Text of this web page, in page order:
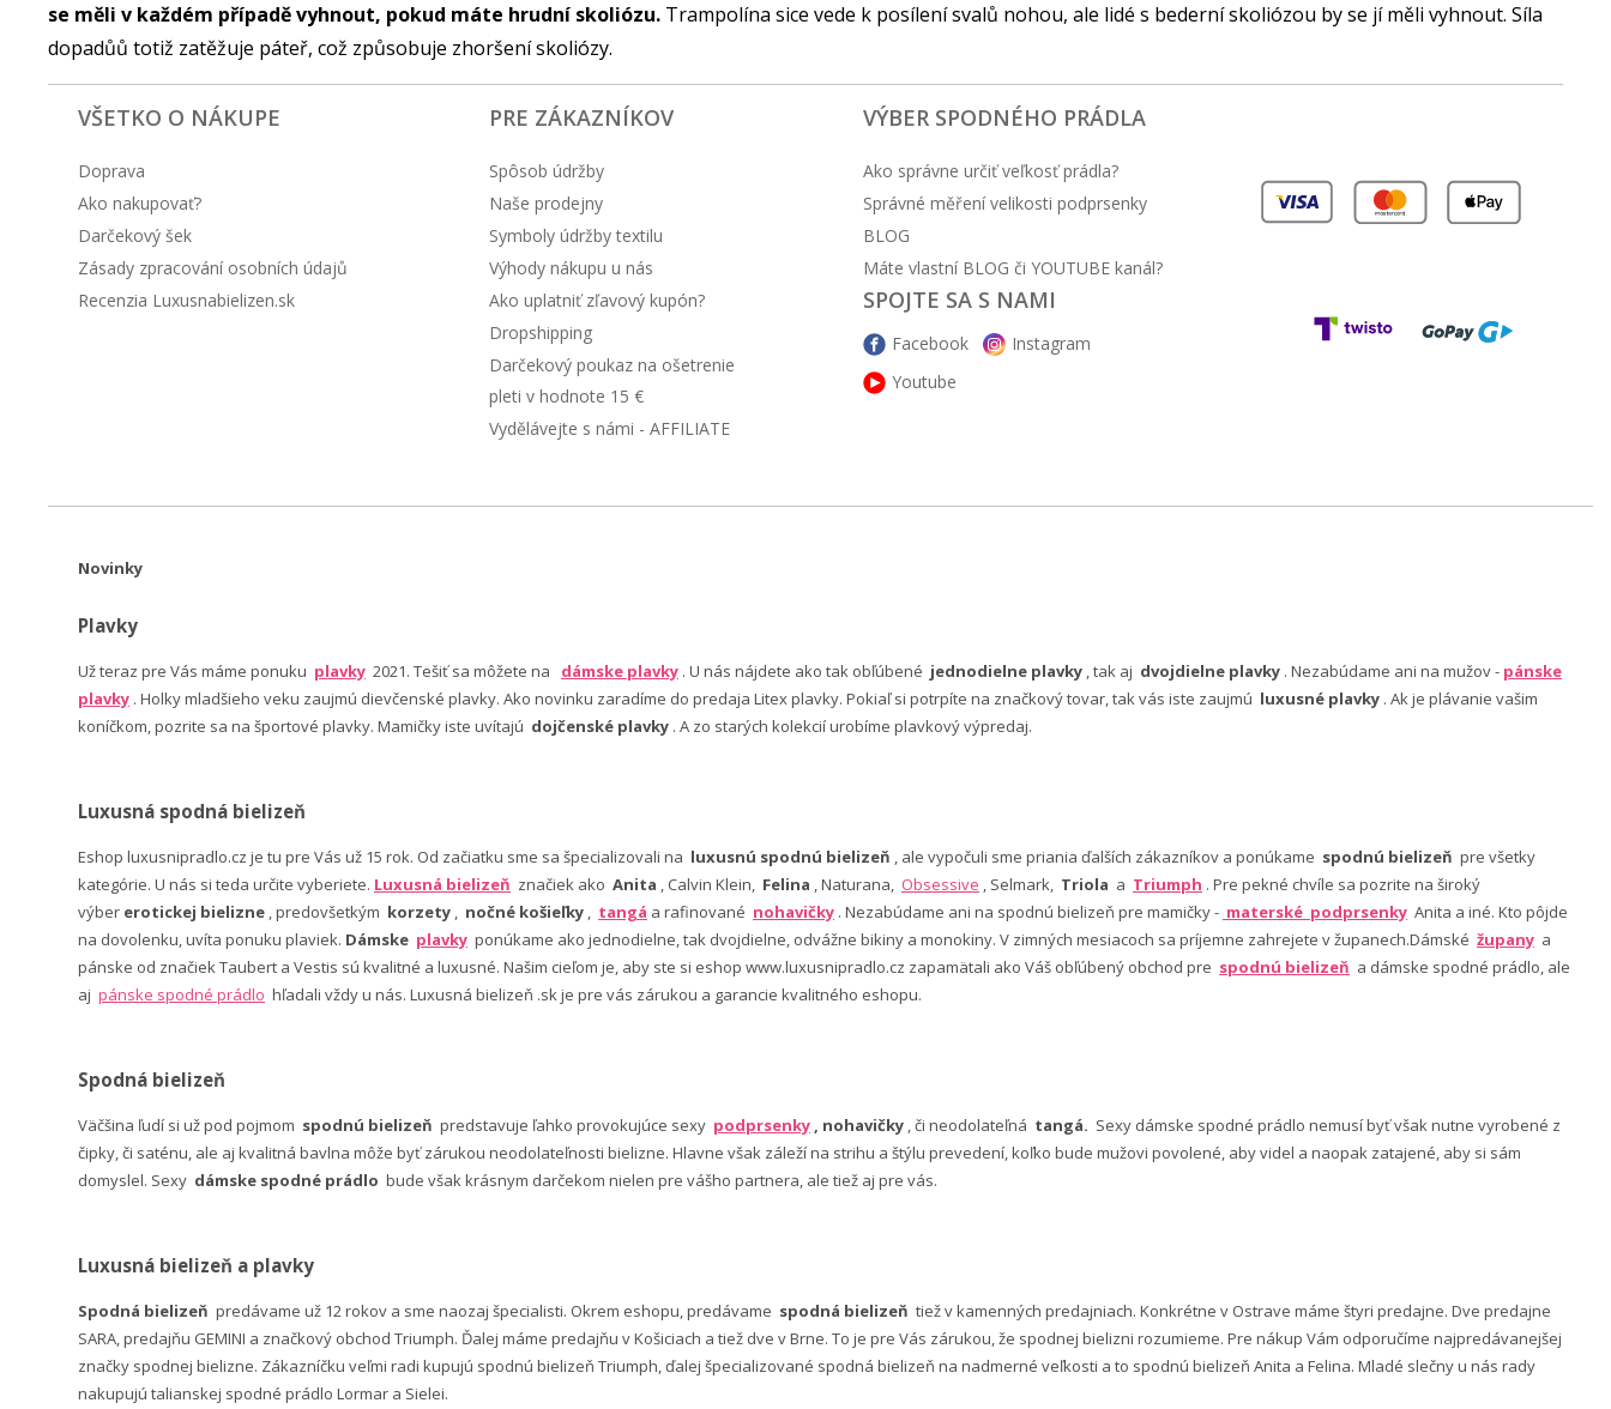
se měli v každém případě vyhnout, pokud máte hrudní skoliózu. Trampolína sice vede k posílení svalů nohou, ale lidé s bederní skoliózou by se jí měli vyhnout. Síla
dopadůů totiž zatěžuje páteř, což způsobuje zhoršení skoliózy.
VŠETKO O NÁKUPE
Doprava
Ako nakupovať?
Darčekový šek
Zásady zpracování osobních údajů
Recenzia Luxusnabielizen.sk
PRE ZÁKAZNÍKOV
Spôsob údržby
Naše prodejny
Symboly údržby textilu
Výhody nákupu u nás
Ako uplatniť zľavový kupón?
Dropshipping
Darčekový poukaz na ošetrenie
pleti v hodnote 15 €
Vydělávejte s námi - AFFILIATE
VÝBER SPODNÉHO PRÁDLA
Ako správne určiť veľkosť prádla?
Správné měření velikosti podprsenky
BLOG
Máte vlastní BLOG či YOUTUBE kanál?
SPOJTE SA S NAMI
Facebook
Instagram
Youtube
Novinky
Plavky
Už teraz pre Vás máme ponuku plavky 2021. Tešiť sa môžete na dámske plavky . U nás nájdete ako tak obľúbené jednodielne plavky , tak aj dvojdielne plavky . Nezabúdame ani na mužov - pánske
plavky . Holky mladšieho veku zaujmú dievčenské plavky. Ako novinku zaradíme do predaja Litex plavky. Pokiaľ si potrpíte na značkový tovar, tak vás iste zaujmú luxusné plavky . Ak je plávanie vašim
koníčkom, pozrite sa na športové plavky. Mamičky iste uvítajú dojčenské plavky . A zo starých kolekcií urobíme plavkový výpredaj.
Luxusná spodná bielizeň
Eshop luxusnipradlo.cz je tu pre Vás už 15 rok. Od začiatku sme sa špecializovali na luxusnú spodnú bielizeň , ale vypočuli sme priania ďalších zákazníkov a ponúkame spodnú bielizeň pre všetky
kategórie. U nás si teda určite vyberiete. Luxusná bielizeň značiek ako Anita , Calvin Klein, Felina , Naturana, Obsessive , Selmark, Triola a Triumph . Pre pekné chvíle sa pozrite na široký
výber erotickej bielizne , predovšetkým korzety , nočné košieľky , tangá a rafinované nohavičky . Nezabúdame ani na spodnú bielizeň pre mamičky - materské podprsenky Anita a iné. Kto pôjde
na dovolenku, uvíta ponuku plaviek. Dámske plavky ponúkame ako jednodielne, tak dvojdielne, odvážne bikiny a monokiny. V zimných mesiacoch sa príjemne zahrejete v županech.Dámské župany a
pánske od značiek Taubert a Vestis sú kvalitné a luxusné. Našim cieľom je, aby ste si eshop www.luxusnipradlo.cz zapamätali ako Váš obľúbený obchod pre spodnú bielizeň a dámske spodné prádlo, ale
aj pánske spodné prádlo hľadali vždy u nás. Luxusná bielizeň .sk je pre vás zárukou a garancie kvalitného eshopu.
Spodná bielizeň
Väčšina ľudí si už pod pojmom spodnú bielizeň predstavuje ľahko provokujúce sexy podprsenky , nohavičky , či neodolateľná tangá. Sexy dámske spodné prádlo nemusí byť však nutne vyrobené z
čipky, či saténu, ale aj kvalitná bavlna môže byť zárukou neodolateľnosti bielizne. Hlavne však záleží na strihu a štýlu prevedení, koľko bude mužovi povolené, aby videl a naopak zatajené, aby si sám
domyslel. Sexy dámske spodné prádlo bude však krásnym darčekom nielen pre vášho partnera, ale tiež aj pre vás.
Luxusná bielizeň a plavky
Spodná bielizeň predávame už 12 rokov a sme naozaj špecialisti. Okrem eshopu, predávame spodná bielizeň tiež v kamenných predajniach. Konkrétne v Ostrave máme štyri predajne. Dve predajne
SARA, predajňu GEMINI a značkový obchod Triumph. Ďalej máme predajňu v Košiciach a tiež dve v Brne. To je pre Vás zárukou, že spodnej bielizni rozumieme. Pre nákup Vám odporučíme najpredávanejšej
značky spodnej bielizne. Zákazníčku veľmi radi kupujú spodnú bielizeň Triumph, ďalej špecializované spodná bielizeň na nadmerné veľkosti a to spodnú bielizeň Anita a Felina. Mladé slečny u nás rady
nakupujú talianskej spodné prádlo Lormar a Sielei.